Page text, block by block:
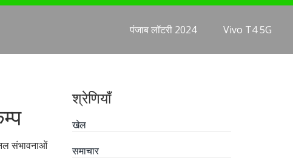
पंजाब लॉटरी 2024 Vivo T4 5G
संभावनाओं
श्रेणियाँ
खेल
समाचार